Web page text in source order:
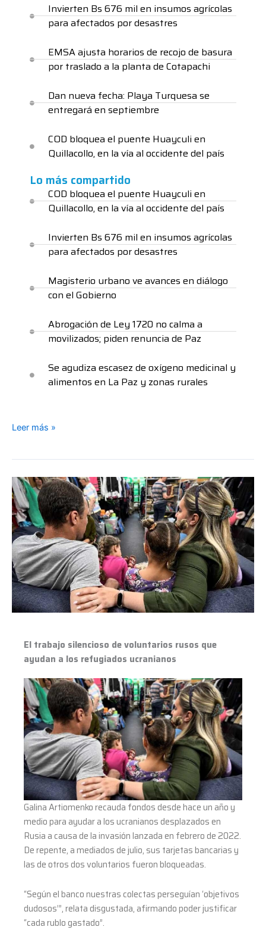
Invierten Bs 676 mil en insumos agrícolas
para afectados por desastres
EMSA ajusta horarios de recojo de basura
por traslado a la planta de Cotapachi
Dan nueva fecha: Playa Turquesa se
entregará en septiembre
COD bloquea el puente Huayculi en
Quillacollo, en la vía al occidente del país
Lo más compartido
COD bloquea el puente Huayculi en
Quillacollo, en la vía al occidente del país
Invierten Bs 676 mil en insumos agrícolas
para afectados por desastres
Magisterio urbano ve avances en diálogo
con el Gobierno
Abrogación de Ley 1720 no calma a
movilizados; piden renuncia de Paz
Se agudiza escasez de oxígeno medicinal y
alimentos en La Paz y zonas rurales
Leer más »
El trabajo silencioso de voluntarios rusos que
ayudan a los refugiados ucranianos
Galina Artiomenko recauda fondos desde hace un año y
medio para ayudar a los ucranianos desplazados en
Rusia a causa de la invasión lanzada en febrero de 2022.
De repente, a mediados de julio, sus tarjetas bancarias y
las de otros dos voluntarios fueron bloqueadas.
“Según el banco nuestras colectas perseguían ‘objetivos
dudosos’”, relata disgustada, afirmando poder justificar
“cada rublo gastado”.
El
trabajo
silencioso
de
voluntarios
rusos
que
ayudan
a
los
ucranianos